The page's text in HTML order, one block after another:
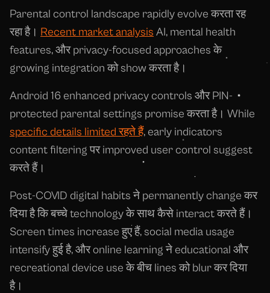
Parental control landscape rapidly evolve करता रह
रहा है। Recent market analysis AI, mental health
features, और privacy-focused approaches के
growing integration को show करता है।
Android 16 enhanced privacy controls और PIN-
protected parental settings promise करता है। While
specific details limited रहते हैं, early indicators
content filtering पर improved user control suggest
करते हैं।
Post-COVID digital habits ने permanently change कर
दिया है कि बच्चे technology के साथ कैसे interact करते हैं।
Screen times increase हुए हैं, social media usage
intensify हुई है, और online learning ने educational और
recreational device use के बीच lines को blur कर दिया
है।